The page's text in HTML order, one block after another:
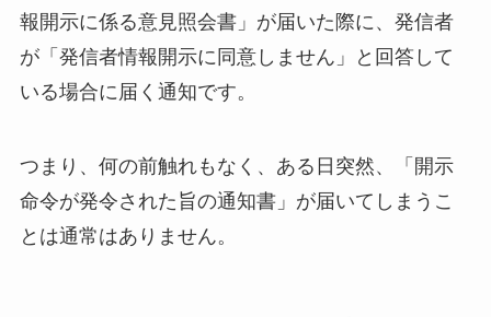
報開示に係る意見照会書」が届いた際に、発信者
が「発信者情報開示に同意しません」と回答して
いる場合に届く通知です。
つまり、何の前触れもなく、ある日突然、「開示
命令が発令された旨の通知書」が届いてしまうこ
とは通常はありません。